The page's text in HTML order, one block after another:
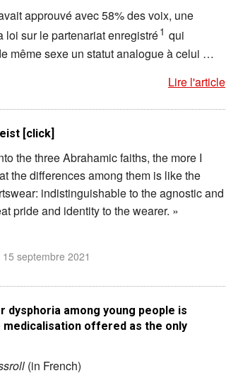
approuvé avec 58% des voix, une
loi sur le partenariat enregistré1 qui
même sexe un statut analogue à celui …
Lire l'article
[click]
the three Abrahamic faiths, the more I
the differences among them is like the
indistinguishable to the agnostic and
pride and identity to the wearer. »
15 septembre 2021
dysphoria among young people is
medicalisation offered as the only
(in French)